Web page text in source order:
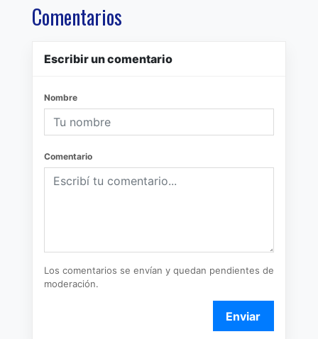
Comentarios
Escribir un comentario
Nombre
Comentario
Los comentarios se envían y quedan pendientes de
moderación.
Enviar